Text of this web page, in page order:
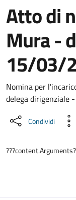
Atto di
Mura -
15/03/
Dettaglio del
Nomina per
delega
Condividi